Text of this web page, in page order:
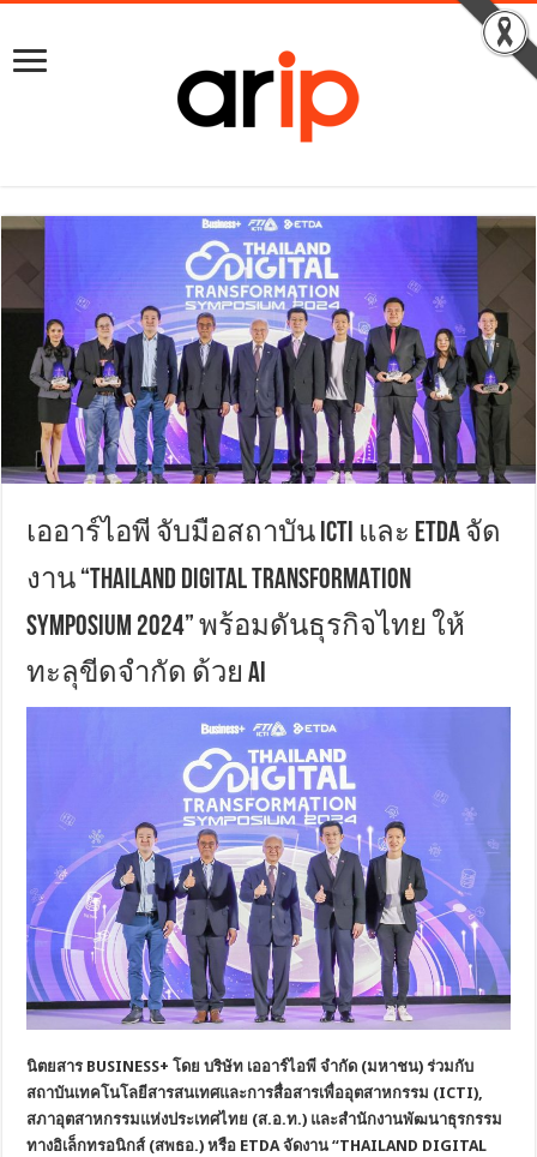
เออาร์ไอพี จับมือสถาบัน ICTI และ ETDA จัด
งาน “THAILAND DIGITAL TRANSFORMATION
SYMPOSIUM 2024” พร้อมดันธุรกิจไทย ให้
ทะลุขีดจำกัด ด้วย AI
นิตยสาร BUSINESS+ โดย บริษัท เออาร์ไอพี จำกัด (มหาชน) ร่วมกับ
สถาบันเทคโนโลยีสารสนเทศและการสื่อสารเพื่ออุตสาหกรรม (ICTI),
สภาอุตสาหกรรมแห่งประเทศไทย (ส.อ.ท.) และสำนักงานพัฒนาธุรกรรม
ทางอิเล็กทรอนิกส์ (สพธอ.) หรือ ETDA จัดงาน “THAILAND DIGITAL